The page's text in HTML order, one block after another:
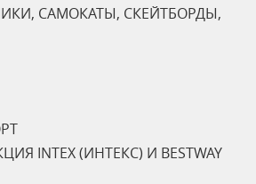
САМОКАТЫ, СКЕЙТБОРДЫ,
INTEX (ИНТЕКС) И BESTWAY